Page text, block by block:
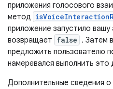
приложения голосового
метод
приложение запустило
возвращает false . Затем
предложить пользователю
намеревался выполнить это
Дополнительные сведения